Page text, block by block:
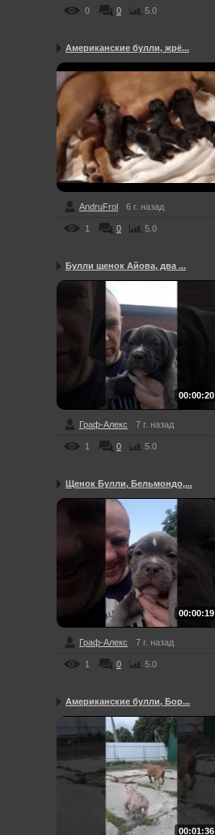
0 0 5.0
Американские булли, жрё...
AndruFrol 6 г. назад
1 0 5.0
Булли щенок Айова, два ...
00:00:20
Граф-Алекс 7 г. назад
1 0 5.0
Щенок Булли, Бельмондо,...
00:00:19
Граф-Алекс 7 г. назад
1 0 5.0
Американские булли, Бор...
00:01:36